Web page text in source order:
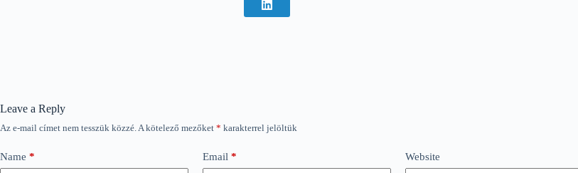
Leave a Reply
Az e-mail címet nem tesszük közzé. A kötelező mezőket * karakterrel jelöltük
Name * Email * Website